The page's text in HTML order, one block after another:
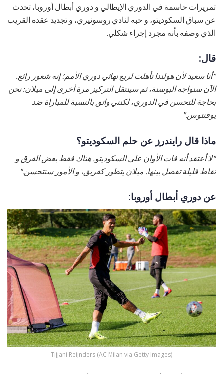
تمريرات حاسمة في الدوري الإيطالي و دوري أبطال أوروبا، تحدث
عن سباق السكوديتو، و حبه لنادي روسونيري، و تجديد عقده القريب
الذي وصفه بأنه مجرد إجراء شكلي.
قال:
"أنا سعيد لأن هولندا تأهلت لربع نهائي دوري الأمم؛ إنه شعور رائع.
الآن سنواجه البوسنة، ثم سينتقل التركيز مرة أخرى إلى ميلان: نحن
بحاجة للتحسن في الدوري، لكنني واثق بالنسبة للمباراة ضد
يوفنتوس."
ماذا قال رايندرز عن حلم السكوديتو؟
"لا أعتقد أنه فات الأوان على السكوديتو. هناك فقط بعض الفرق و
نقاط قليلة تفصل بينها. ميلان يتطور كفريق، و الأمور ستتحسن."
عن دوري أبطال أوروبا:
Tijjani Reijnders (AC Milan via Getty Images)